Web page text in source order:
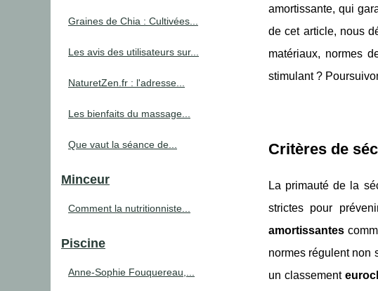
amortissante, qui
de cet article, nous
matériaux, normes
stimulant ?
Critères de
La primauté de la
strictes pour
amortissantes
normes régulent non
un classement
Graines de Chia : Cultivées...
Les avis des utilisateurs sur...
NaturetZen.fr : l'adresse...
Les bienfaits du massage...
Que vaut la séance de...
Minceur
Comment la nutritionniste...
Piscine
Anne-Sophie Fouquereau,...